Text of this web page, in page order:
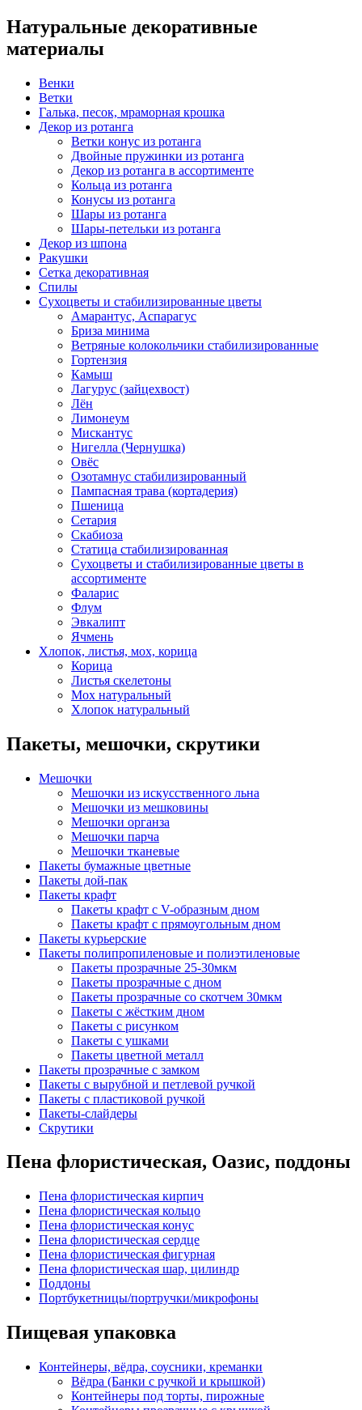
Натуральные декоративные
материалы
Венки
Ветки
Галька, песок, мраморная крошка
Декор из ротанга
Ветки конус из ротанга
Двойные пружинки из ротанга
Декор из ротанга в ассортименте
Кольца из ротанга
Конусы из ротанга
Шары из ротанга
Шары-петельки из ротанга
Декор из шпона
Ракушки
Сетка декоративная
Спилы
Сухоцветы и стабилизированные цветы
Амарантус, Аспарагус
Бриза минима
Ветряные колокольчики стабилизированные
Гортензия
Камыш
Лагурус (зайцехвост)
Лён
Лимонеум
Мискантус
Нигелла (Чернушка)
Овёс
Озотамнус стабилизированный
Пампасная трава (кортадерия)
Пшеница
Сетария
Скабиоза
Статица стабилизированная
Сухоцветы и стабилизированные цветы в
ассортименте
Фаларис
Флум
Эвкалипт
Ячмень
Хлопок, листья, мох, корица
Корица
Листья скелетоны
Мох натуральный
Хлопок натуральный
Пакеты, мешочки, скрутики
Мешочки
Мешочки из искусственного льна
Мешочки из мешковины
Мешочки органза
Мешочки парча
Мешочки тканевые
Пакеты бумажные цветные
Пакеты дой-пак
Пакеты крафт
Пакеты крафт с V-образным дном
Пакеты крафт с прямоугольным дном
Пакеты курьерские
Пакеты полипропиленовые и полиэтиленовые
Пакеты прозрачные 25-30мкм
Пакеты прозрачные с дном
Пакеты прозрачные со скотчем 30мкм
Пакеты с жёстким дном
Пакеты с рисунком
Пакеты с ушками
Пакеты цветной металл
Пакеты прозрачные с замком
Пакеты с вырубной и петлевой ручкой
Пакеты с пластиковой ручкой
Пакеты-слайдеры
Скрутики
Пена флористическая, Оазис, поддоны
Пена флористическая кирпич
Пена флористическая кольцо
Пена флористическая конус
Пена флористическая сердце
Пена флористическая фигурная
Пена флористическая шар, цилиндр
Поддоны
Портбукетницы/портручки/микрофоны
Пищевая упаковка
Контейнеры, вёдра, соусники, креманки
Вёдра (Банки с ручкой и крышкой)
Контейнеры под торты, пирожные